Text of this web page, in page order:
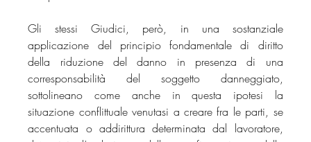
Gli stessi Giudici, però, in una sostanziale
applicazione del principio fondamentale di diritto
della riduzione del danno in presenza di una
corresponsabilità del soggetto danneggiato,
sottolineano come anche in questa ipotesi la
situazione conflittuale venutasi a creare fra le parti, se
accentuata o addirittura determinata dal lavoratore,